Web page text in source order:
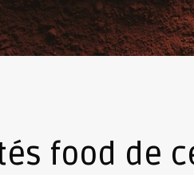
food de